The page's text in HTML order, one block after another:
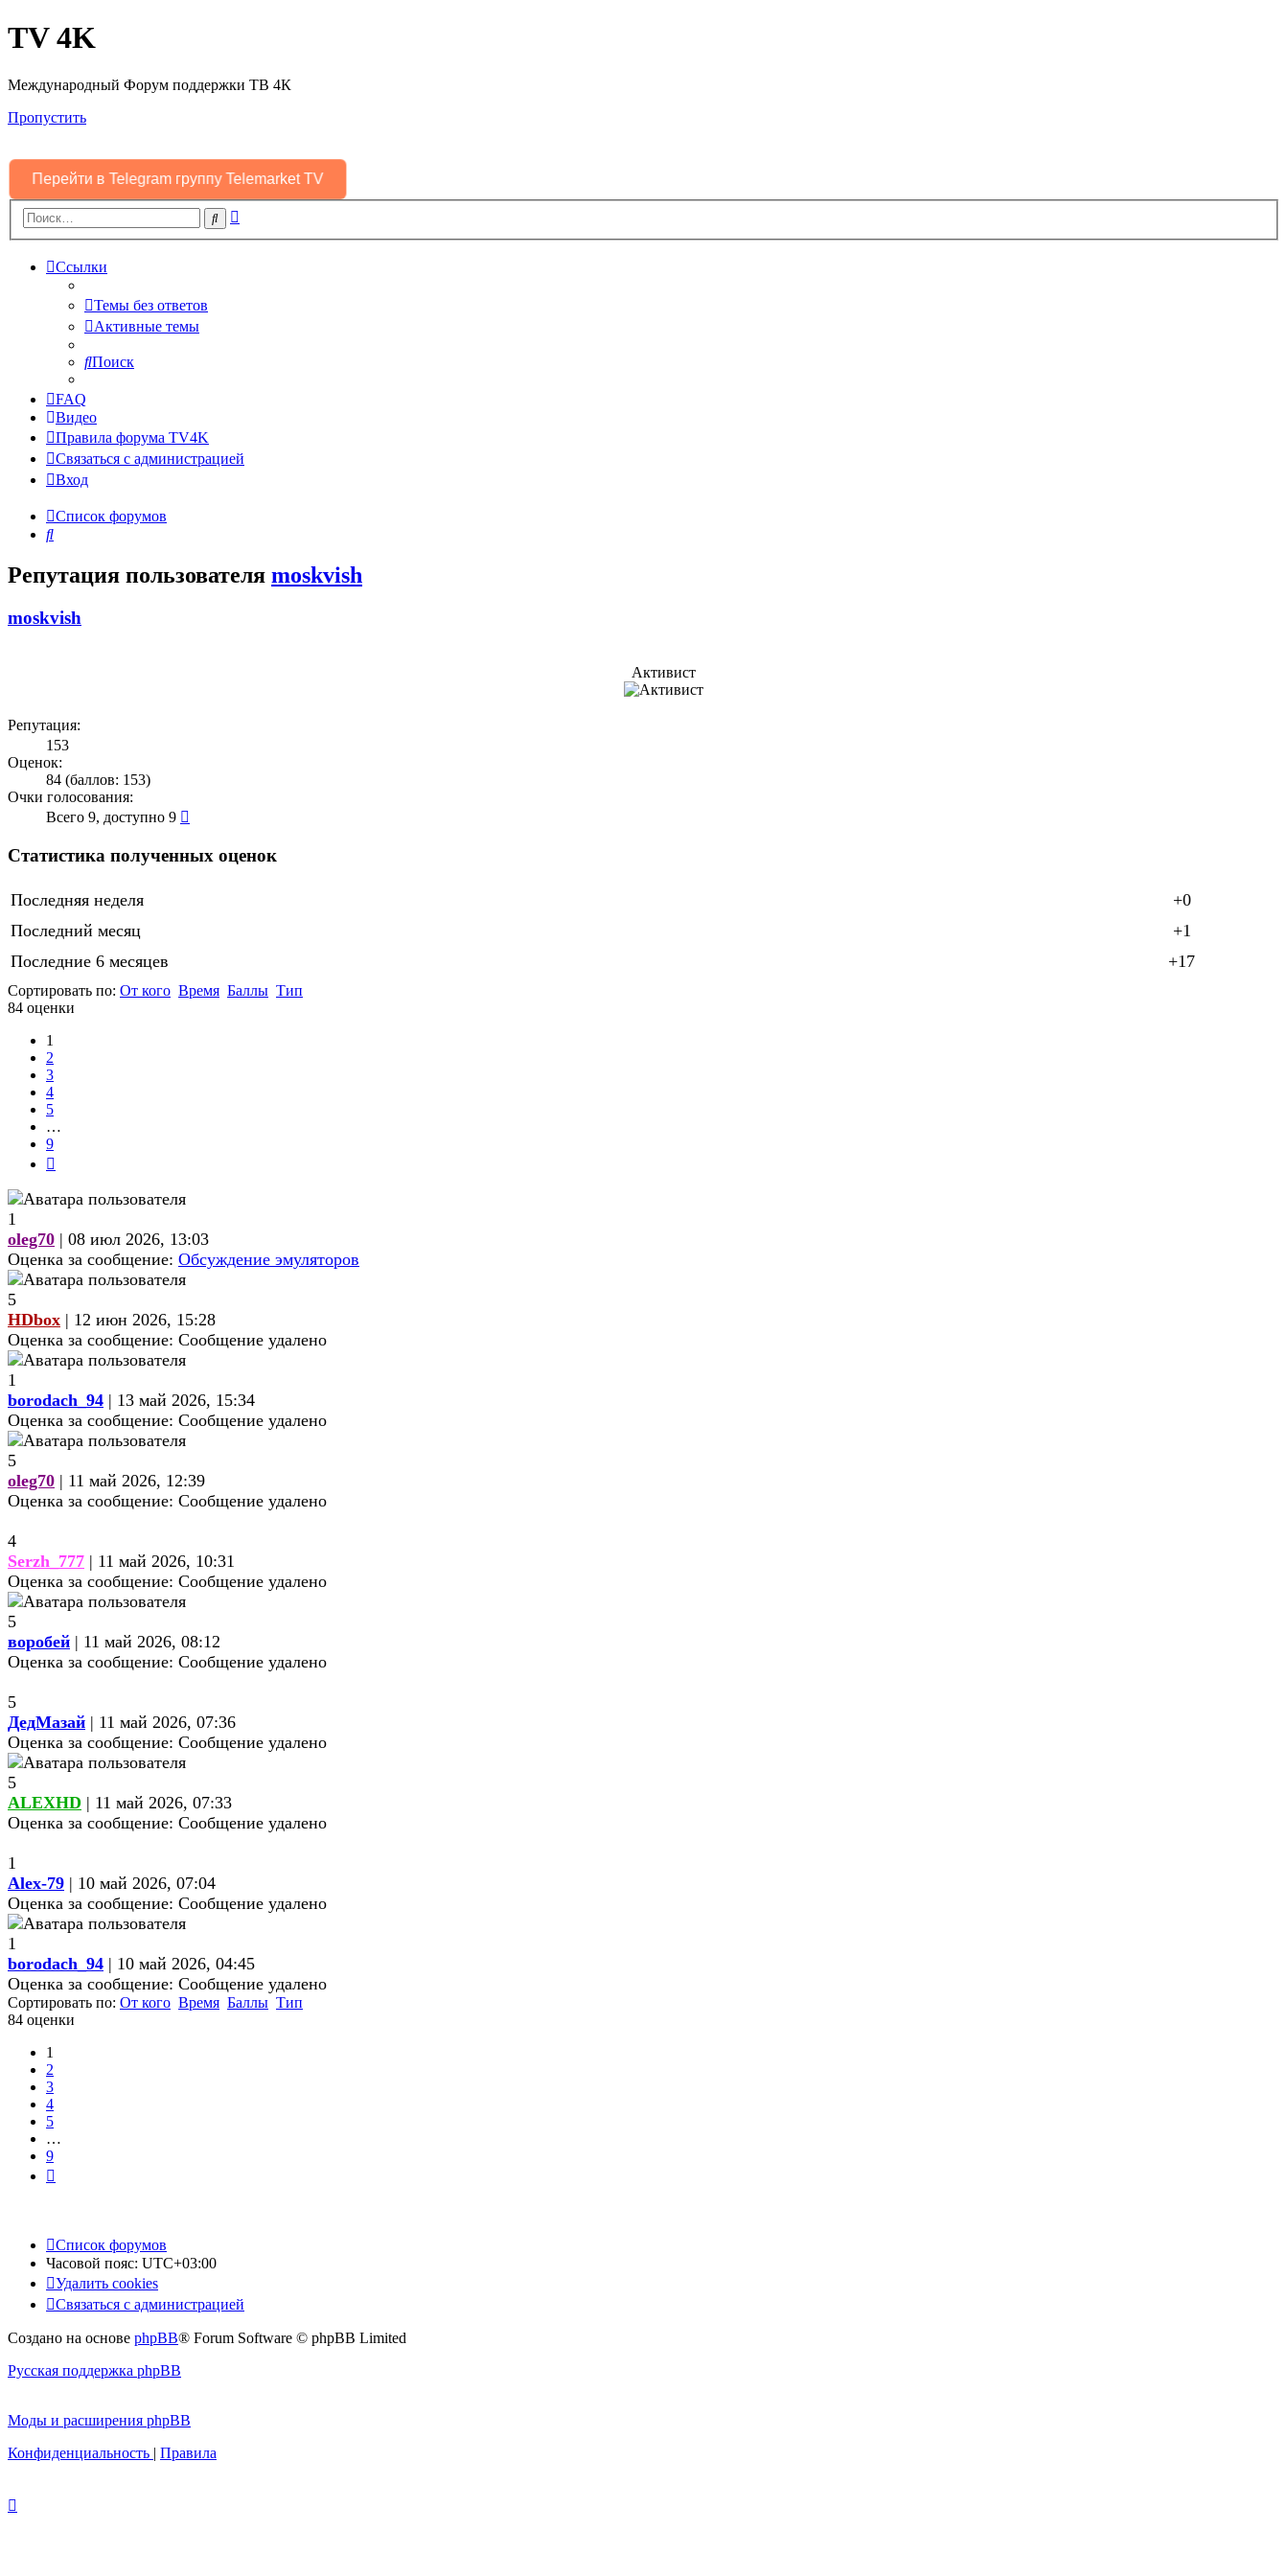
TV 4K
Международный Форум поддержки ТВ 4К
Пропустить
Перейти в Telegram группу Telemarket TV
Поиск
Ссылки
Темы без ответов
Активные темы
Поиск
FAQ
Видео
Правила форума TV4K
Связаться с администрацией
Вход
Список форумов
Поиск
Репутация пользователя moskvish
moskvish
Активист
Репутация:
153
Оценок:
84 (баллов: 153)
Очки голосования:
Всего 9, доступно 9
Статистика полученных оценок
Последняя неделя
+0
Последний месяц
+1
Последние 6 месяцев
+17
Сортировать по: От кого Время Баллы Тип
84 оценки
1
2
3
4
5
…
9
1
oleg70 | 08 июл 2026, 13:03
Оценка за сообщение: Обсуждение эмуляторов
5
HDbox | 12 июн 2026, 15:28
Оценка за сообщение: Сообщение удалено
1
borodach_94 | 13 май 2026, 15:34
Оценка за сообщение: Сообщение удалено
5
oleg70 | 11 май 2026, 12:39
Оценка за сообщение: Сообщение удалено
4
Serzh_777 | 11 май 2026, 10:31
Оценка за сообщение: Сообщение удалено
5
воробей | 11 май 2026, 08:12
Оценка за сообщение: Сообщение удалено
5
ДедМазай | 11 май 2026, 07:36
Оценка за сообщение: Сообщение удалено
5
ALEXHD | 11 май 2026, 07:33
Оценка за сообщение: Сообщение удалено
1
Alex-79 | 10 май 2026, 07:04
Оценка за сообщение: Сообщение удалено
1
borodach_94 | 10 май 2026, 04:45
Оценка за сообщение: Сообщение удалено
Сортировать по: От кого Время Баллы Тип
84 оценки
1
2
3
4
5
…
9
Список форумов
Часовой пояс: UTC+03:00
Удалить cookies
Связаться с администрацией
Создано на основе phpBB® Forum Software © phpBB Limited
Русская поддержка phpBB
Моды и расширения phpBB
Конфиденциальность | Правила